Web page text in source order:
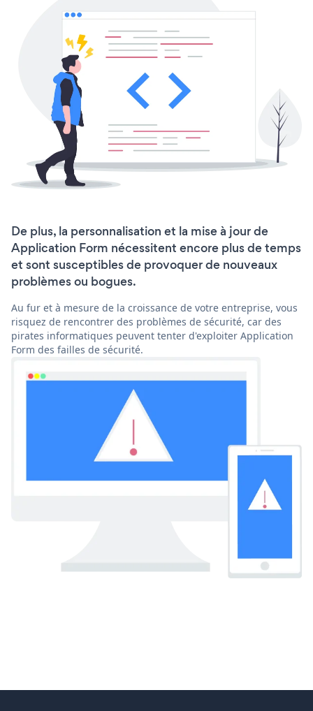
De plus, la personnalisation et la mise à jour de
Application Form nécessitent encore plus de temps
et sont susceptibles de provoquer de nouveaux
problèmes ou bogues.
Au fur et à mesure de la croissance de votre entreprise, vous
risquez de rencontrer des problèmes de sécurité, car des
pirates informatiques peuvent tenter d'exploiter Application
Form des failles de sécurité.